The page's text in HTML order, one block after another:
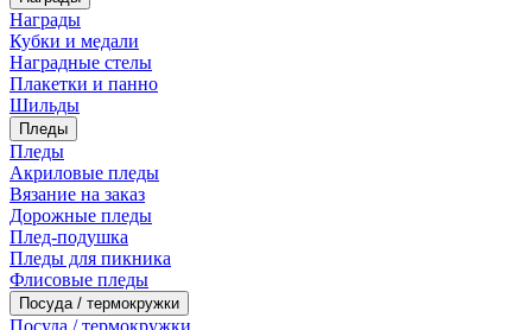
Награды
Кубки и медали
Наградные стелы
Плакетки и панно
Шильды
Пледы
Пледы
Акриловые пледы
Вязание на заказ
Дорожные пледы
Плед-подушка
Пледы для пикника
Флисовые пледы
Посуда / термокружки
Посуда / термокружки